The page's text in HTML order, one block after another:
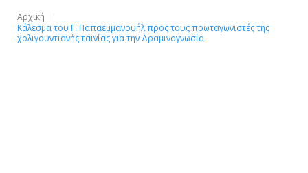
Αρχική
Κάλεσμα του Γ. Παπαεμμανουήλ προς τους πρωταγωνιστές της
χολιγουντιανής ταινίας για την Δραμινογνωσία